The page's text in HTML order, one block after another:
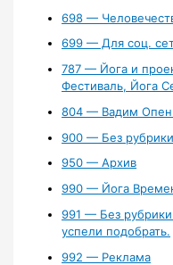
698 —
699 — Для соц.
787 — Йога и
Фестиваль, Йога
804 — Вадим
900 — Без рубрики
950 — Архив
990 — Йога
991 — Без
успели подобрать.
992 — Реклама